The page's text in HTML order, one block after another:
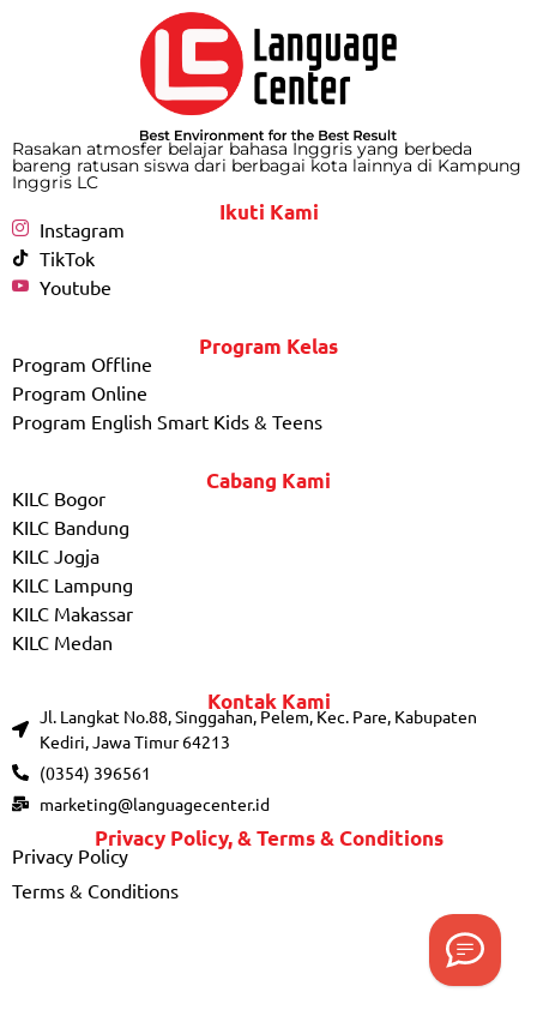
Rasakan atmosfer belajar bahasa Inggris yang berbeda
bareng ratusan siswa dari berbagai kota lainnya di Kampung
Inggris LC
Ikuti Kami
Instagram
TikTok
Youtube
Program Kelas
Program Offline
Program Online
Program English Smart Kids & Teens
Cabang Kami
KILC Bogor
KILC Bandung
KILC Jogja
KILC Lampung
KILC Makassar
KILC Medan
Kontak Kami
Jl. Langkat No.88, Singgahan, Pelem, Kec. Pare, Kabupaten
Kediri, Jawa Timur 64213
(0354) 396561
marketing@languagecenter.id
Privacy Policy, & Terms & Conditions
Privacy Policy
Terms & Conditions